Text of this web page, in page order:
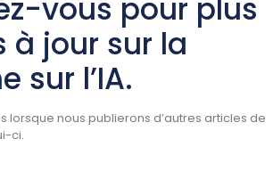
vous pour plus
à jour sur la
sur l’IA.
lorsque nous publierons d’autres articles de
ci.